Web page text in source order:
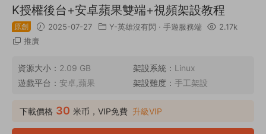
K授權後台+安卓蘋果雙端+視頻架設教程
原創 2025-07-27 Y-英雄沒有閃 · 手遊服務端
2.17k
推廣
資源大小： 2.09 GB 架設系統： Linux
遊戲平台： 安卓,蘋果 架設難度： 手工架設
下載價格 30 米币，VIP免費 升級VIP